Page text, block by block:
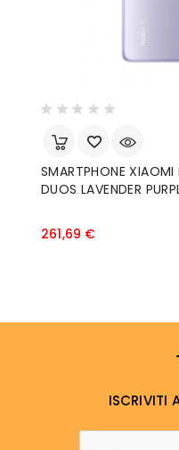
SMARTPHONE
DUOS LAVENDER
261,69 €Prezzo
ISCRIVITI